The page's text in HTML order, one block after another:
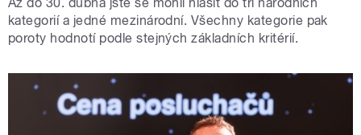
Až do 30. dubna jste se mohli hlásit do tří národních
kategorií a jedné mezinárodní. Všechny kategorie pak
poroty hodnotí podle stejných základních kritérií.